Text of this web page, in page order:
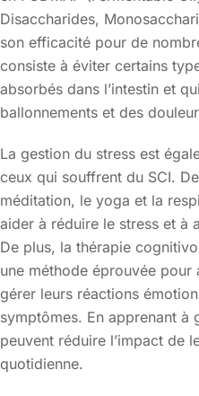
Disaccharides,
son efficacité pour de
consiste à éviter certains
absorbés dans l’intestin et
ballonnements et des
La gestion du stress est
ceux qui souffrent du SCI.
méditation, le yoga et la
aider à réduire le stress et à
De plus, la thérapie
une méthode éprouvée
gérer leurs réactions
symptômes. En apprenant à
peuvent réduire l’impact de
quotidienne.